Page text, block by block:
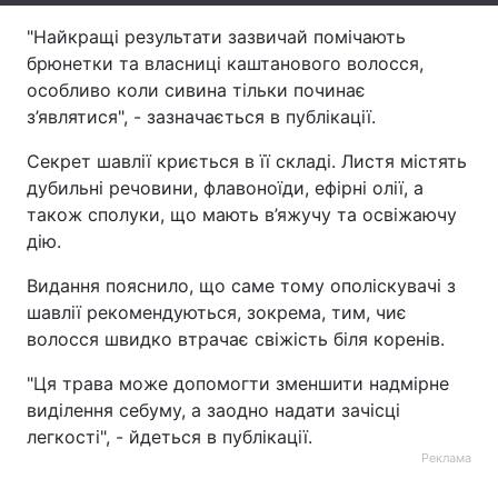
"Найкращі результати зазвичай помічають
брюнетки та власниці каштанового волосся,
особливо коли сивина тільки починає
з’являтися", - зазначається в публікації.
Секрет шавлії криється в її складі. Листя містять
дубильні речовини, флавоноїди, ефірні олії, а
також сполуки, що мають в’яжучу та освіжаючу
дію.
Видання пояснило, що саме тому ополіскувачі з
шавлії рекомендуються, зокрема, тим, чиє
волосся швидко втрачає свіжість біля коренів.
"Ця трава може допомогти зменшити надмірне
виділення себуму, а заодно надати зачісці
легкості", - йдеться в публікації.
Реклама